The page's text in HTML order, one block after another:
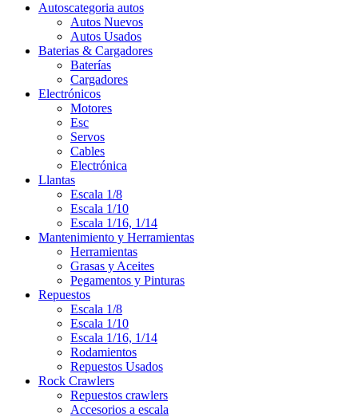
Autoscategoria autos
Autos Nuevos
Autos Usados
Baterias & Cargadores
Baterías
Cargadores
Electrónicos
Motores
Esc
Servos
Cables
Electrónica
Llantas
Escala 1/8
Escala 1/10
Escala 1/16, 1/14
Mantenimiento y Herramientas
Herramientas
Grasas y Aceites
Pegamentos y Pinturas
Repuestos
Escala 1/8
Escala 1/10
Escala 1/16, 1/14
Rodamientos
Repuestos Usados
Rock Crawlers
Repuestos crawlers
Accesorios a escala